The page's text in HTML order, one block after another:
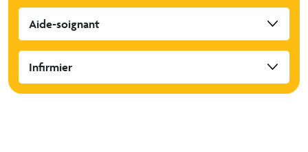
Aide-soignant
Infirmier